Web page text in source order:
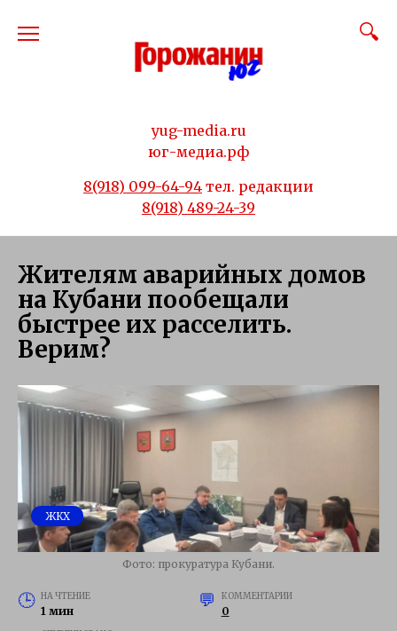
yug-media.ru
юг-медиа.рф
8(918) 099-64-94 тел. редакции
8(918) 489-24-39
Жителям аварийных домов
на Кубани пообещали
быстрее их расселить.
Верим?
ЖКХ
Фото: прокуратура Кубани.
НА ЧТЕНИЕ
1 мин
КОММЕНТАРИИ
0